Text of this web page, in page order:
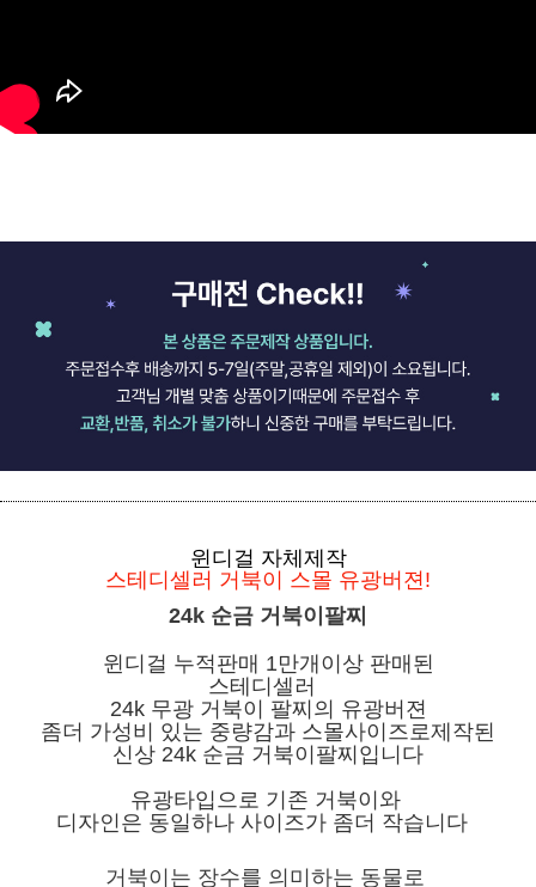
윈디걸 자체제작
스테디셀러 거북이 스몰 유광버젼!
24k 순금 거북이팔찌
윈디걸 누적판매 1만개이상 판매된
스테디셀러
24k 무광 거북이 팔찌의 유광버젼
좀더 가성비 있는 중량감과 스몰사이즈로제작된
신상 24k 순금 거북이팔찌입니다
유광타입으로 기존 거북이와
디자인은 동일하나 사이즈가 좀더 작습니다
거북이는 장수를 의미하는 동물로